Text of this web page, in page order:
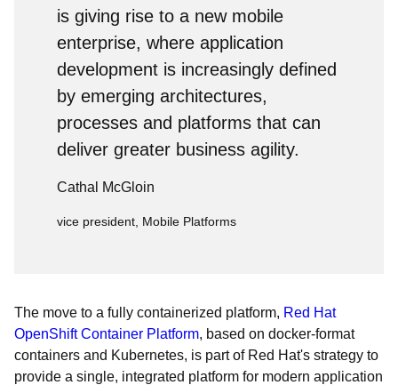
is giving rise to a new mobile
enterprise, where application
development is increasingly defined
by emerging architectures,
processes and platforms that can
deliver greater business agility.
Cathal McGloin
vice president, Mobile Platforms
The move to a fully containerized platform, Red Hat
OpenShift Container Platform, based on docker-format
containers and Kubernetes, is part of Red Hat's strategy to
provide a single, integrated platform for modern application